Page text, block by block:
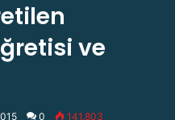
ve
0 141.803